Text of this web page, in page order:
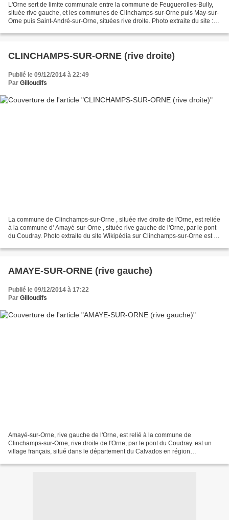
L'Orne sert de limite communale entre la commune de Feuguerolles-Bully,
située rive gauche, et les communes de Clinchamps-sur-Orne puis May-sur-
Orne puis Saint-André-sur-Orne, situées rive droite. Photo extraite du site :
CLINCHAMPS-SUR-ORNE (rive droite)
Publié le 09/12/2014 à 22:49
Par Gilloudifs
La commune de Clinchamps-sur-Orne , située rive droite de l'Orne, est reliée
à la commune d' Amayé-sur-Orne , située rive gauche de l'Orne, par le pont
du Coudray. Photo extraite du site Wikipédia sur Clinchamps-sur-Orne est un
AMAYE-SUR-ORNE (rive gauche)
Publié le 09/12/2014 à 17:22
Par Gilloudifs
Amayé-sur-Orne, rive gauche de l'Orne, est relié à la commune de
Clinchamps-sur-Orne, rive droite de l'Orne, par le pont du Coudray. est un
village français, situé dans le département du Calvados en région